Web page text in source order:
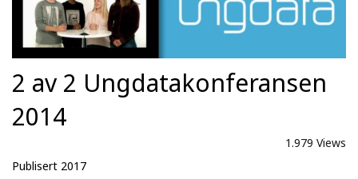
2 av 2 Ungdatakonferansen
2014
1.979 Views
Publisert 2017